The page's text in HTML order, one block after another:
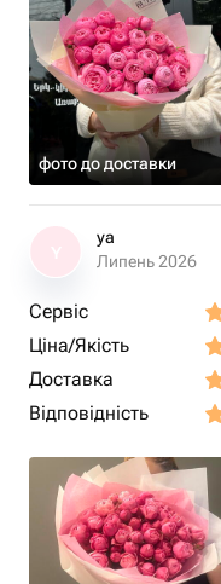
фото до доставки
ya
Липень 2026
Сервіс
Ціна/Якість
Доставка
Відповідність